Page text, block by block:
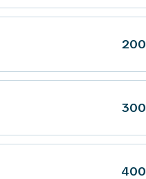
200
300
400